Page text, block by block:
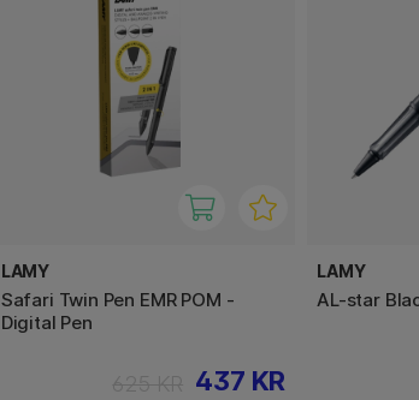
LAMY
Safari Twin Pen EMR POM -
Digital Pen
437 KR
LAMY
AL-star